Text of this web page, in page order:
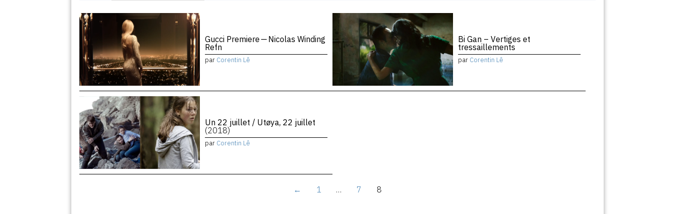
Gucci Premiere — Nicolas Winding
Refn
par Corentin Lê
Bi Gan – Vertiges et
tressaillements
par Corentin Lê
Un 22 juillet / Utøya, 22 juillet
(2018)
par Corentin Lê
← 1 … 7 8